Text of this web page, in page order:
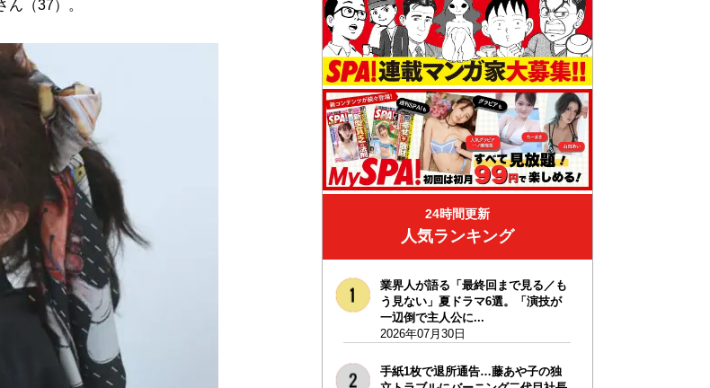
（37）。
24時間更新
人気ランキング
業界人が語る「最終回まで見る／も
う見ない」夏ドラマ6選。「演技が
一辺倒で主人公に...
2026年07月30日
手紙1枚で退所通告…藤あや子の独